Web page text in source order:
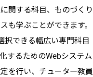
関する科目、ものづくり
も学ぶことができます。
択できる幅広い専門科目
するためのWebシステム
を行い、チューター教員